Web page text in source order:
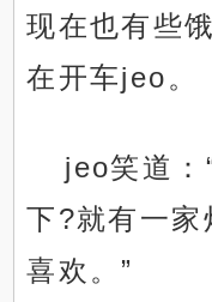
现在也有些
在开车jeo。
jeo笑道：
下?就有一家
喜欢。”